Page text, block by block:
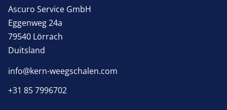
Ascuro Service GmbH
Eggenweg 24a
79540 Lörrach
Duitsland
info@kern-weegschalen.com
+31 85 7996702